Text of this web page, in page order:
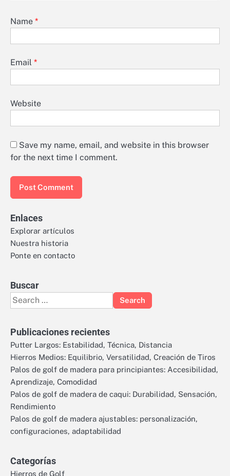
Name *
Email *
Website
Save my name, email, and website in this browser
for the next time I comment.
Enlaces
Explorar artículos
Nuestra historia
Ponte en contacto
Buscar
Search
for:
Publicaciones recientes
Putter Largos: Estabilidad, Técnica, Distancia
Hierros Medios: Equilibrio, Versatilidad, Creación de Tiros
Palos de golf de madera para principiantes: Accesibilidad,
Aprendizaje, Comodidad
Palos de golf de madera de caqui: Durabilidad, Sensación,
Rendimiento
Palos de golf de madera ajustables: personalización,
configuraciones, adaptabilidad
Categorías
Hierros de Golf